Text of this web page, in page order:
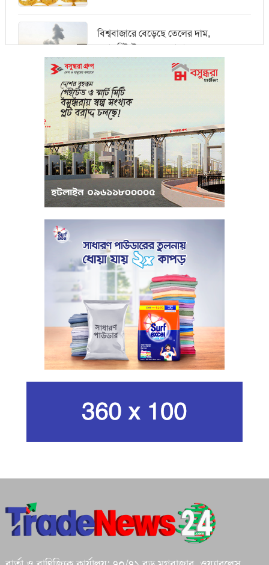
বিশ্ববাজারে বেড়েছে তেলের দাম,
ওয়ালস্ট্রিটে পতনের আভাস
মধ্যপ্রাচ্যে সংকটের কারণে কার্গো পরিবহনে
বিঘ্ন ঘটছে
পরিবেশবান্ধব উদ্যোক্তারা ইউসিবি থেকে
পাবেন ২৫ লাখ টাকা ঋণ
পুঁজিবাজারে অনিয়মের তথ্য প্রদানকারীর
সুরক্ষায় বিধিমালা প্রণয়ন
খামেনি হত্যার প্রতিশোধ নেওয়ার ঘোষণা
ইরানের রেভোল্যুশনারি গার্ডের
কার্বন কারখানার ধোঁয়ায় ক্ষতির মুখে কৃষি ও
পরিবেশ
ইরানের সর্বোচ্চ ধর্মীয় নেতা খামেনি নিহত
গান দিয়ে তারুণ্যে আধুনিকতা আনতে
শপথ করি যেন, আমাদের কাজগুলো মানুষের
ভাগ্যের পরিবর্তনের জন্য হয়: প্রধানমন্ত্রী